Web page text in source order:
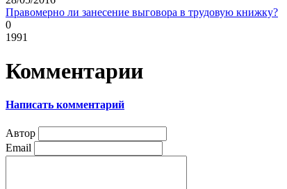
Правомерно ли занесение выговора в трудовую книжку?
0
1991
Комментарии
Написать комментарий
Автор
Email